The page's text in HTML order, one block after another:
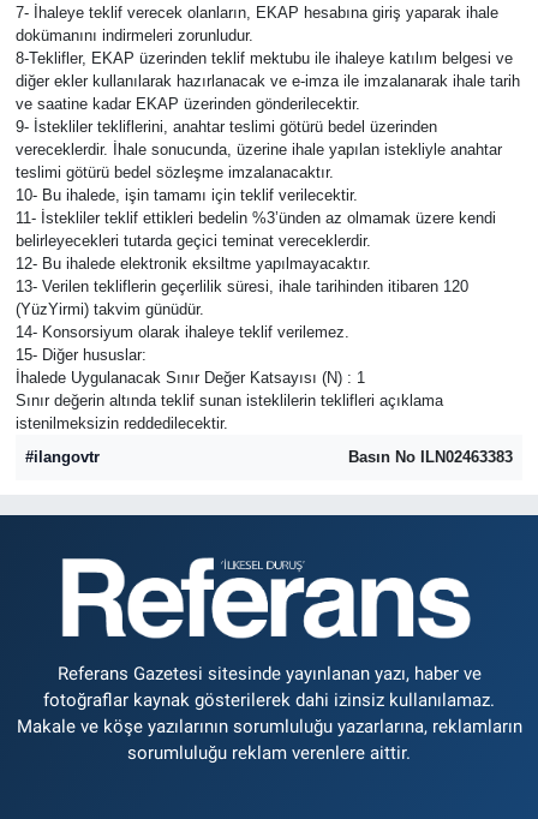
7- İhaleye teklif verecek olanların, EKAP hesabına giriş yaparak ihale
dokümanını indirmeleri zorunludur.
8-Teklifler, EKAP üzerinden teklif mektubu ile ihaleye katılım belgesi ve
diğer ekler kullanılarak hazırlanacak ve e-imza ile imzalanarak ihale tarih
ve saatine kadar EKAP üzerinden gönderilecektir.
9- İstekliler tekliflerini, anahtar teslimi götürü bedel üzerinden
vereceklerdir. İhale sonucunda, üzerine ihale yapılan istekliyle anahtar
teslimi götürü bedel sözleşme imzalanacaktır.
10- Bu ihalede, işin tamamı için teklif verilecektir.
11- İstekliler teklif ettikleri bedelin %3’ünden az olmamak üzere kendi
belirleyecekleri tutarda geçici teminat vereceklerdir.
12- Bu ihalede elektronik eksiltme yapılmayacaktır.
13- Verilen tekliflerin geçerlilik süresi, ihale tarihinden itibaren 120
(YüzYirmi) takvim günüdür.
14- Konsorsiyum olarak ihaleye teklif verilemez.
15- Diğer hususlar:
İhalede Uygulanacak Sınır Değer Katsayısı (N) : 1
Sınır değerin altında teklif sunan isteklilerin teklifleri açıklama
istenilmeksizin reddedilecektir.
#ilangovtr
Basın No ILN02463383
Referans Gazetesi sitesinde yayınlanan yazı, haber ve
fotoğraflar kaynak gösterilerek dahi izinsiz kullanılamaz.
Makale ve köşe yazılarının sorumluluğu yazarlarına, reklamların
sorumluluğu reklam verenlere aittir.